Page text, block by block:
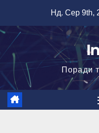
вмісту
Нд. Сер 9th,
Поради